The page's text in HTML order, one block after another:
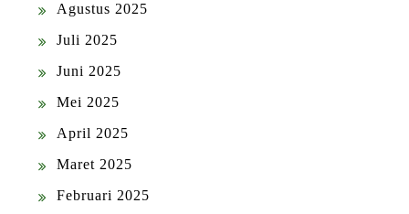
Agustus 2025
Juli 2025
Juni 2025
Mei 2025
April 2025
Maret 2025
Februari 2025